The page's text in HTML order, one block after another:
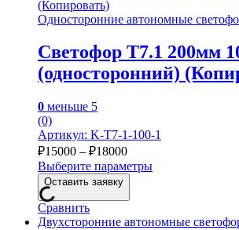
Односторонние автономные
Светофор Т7.1 200мм
(односторонний)
0 меньше 5
(0)
Артикул: K-T7-1-100-1
₽15000 – ₽18000Диапазон
цен:
₽15000
Выберите параметры
Этот
товар
имеет
несколько
Оставить заявку
Сравнить
Двухсторонние автономные